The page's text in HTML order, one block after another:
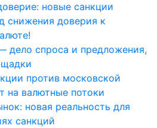
новые санкции
снижения доверия к
дело спроса и предложения,
против московской
на валютные потоки
новая реальность для
санкций